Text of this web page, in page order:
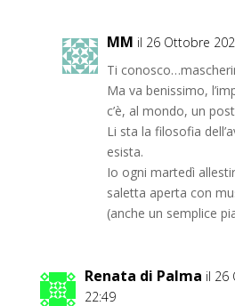
MM il 26 Ottobre
Ti
Ma va benissimo,
c’è, al mondo, un
Li sta la filosofia
esista.
Io ogni martedì
saletta aperta con
(anche un semplice
Renata di Palma il 26
22:49